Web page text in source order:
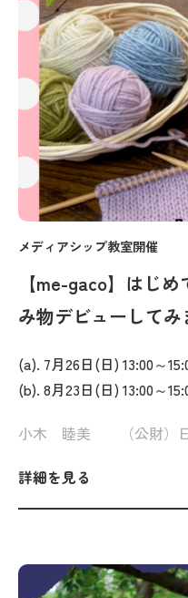
メディアシップ教室開催
【me-gaco】はじ
み物デビューしてみ
(a). 7月26日(日) 13:00～
(b). 8月23日(日) 13:00～
小木 睦美 （公財）日
詳細を見る